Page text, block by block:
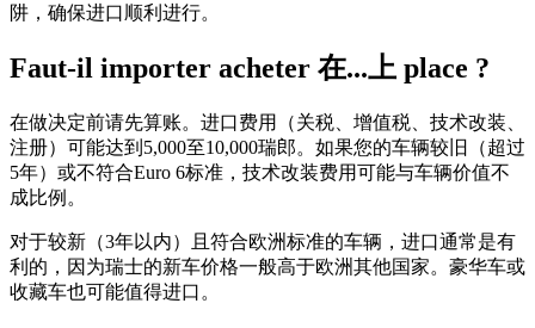
阱，确保进口顺利进行。
Faut-il importer acheter 在...上 place ?
在做决定前请先算账。进口费用（关税、增值税、技术改装、
注册）可能达到5,000至10,000瑞郎。如果您的车辆较旧（超过
5年）或不符合Euro 6标准，技术改装费用可能与车辆价值不
成比例。
对于较新（3年以内）且符合欧洲标准的车辆，进口通常是有
利的，因为瑞士的新车价格一般高于欧洲其他国家。豪华车或
收藏车也可能值得进口。